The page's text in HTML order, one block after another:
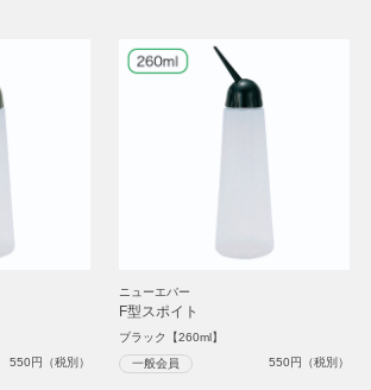
550円（税別）
ニューエバー
F型スポイト
ブラック【260ml】
一般会員 550円（税別）